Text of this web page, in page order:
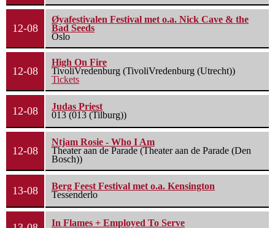
12-08
Øyafestivalen Festival met o.a. Nick Cave & the
Bad Seeds
Oslo
12-08
High On Fire
TivoliVredenburg (TivoliVredenburg (Utrecht))
Tickets
12-08
Judas Priest
013 (013 (Tilburg))
12-08
Ntjam Rosie - Who I Am
Theater aan de Parade (Theater aan de Parade (Den
Bosch))
13-08
Berg Feest Festival met o.a. Kensington
Tessenderlo
In Flames + Employed To Serve